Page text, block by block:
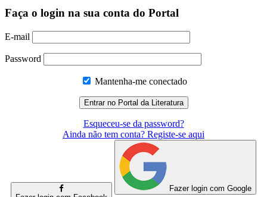
Faça o login na sua conta do Portal
E-mail
Password
Mantenha-me conectado
Esqueceu-se da password?
Ainda não tem conta? Registe-se aqui
Fazer login com Google